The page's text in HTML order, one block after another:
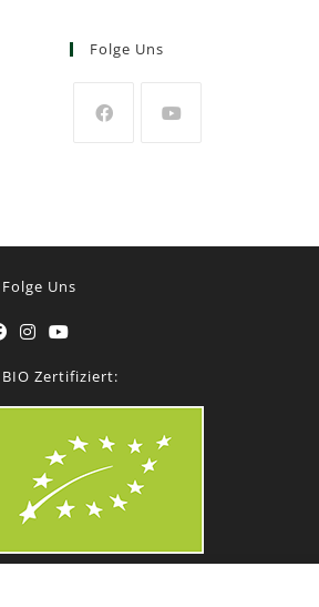
Folge Uns
Folge Uns
BIO Zertifiziert: